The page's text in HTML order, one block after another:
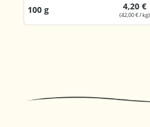
100 g 4,20 €
(42,00 € / kg)